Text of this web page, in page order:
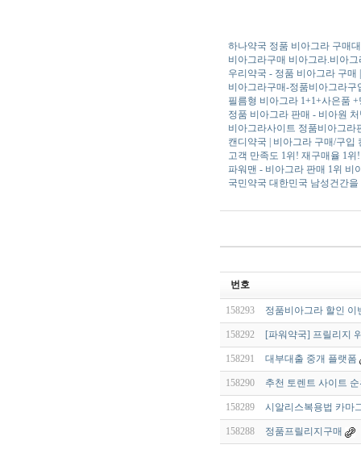
하나약국 정품 비아그라 구매
비아그라구매 비아그라.비아
우리약국 - 정품 비아그라 구
비아그라구매-정품비아그라구
필름형 비아그라 1+1+사은품
정품 비아그라 판매 - 비아원
비아그라사이트 정품비아그라
캔디약국 | 비아그라 구매/구입
고객 만족도 1위! 재구매율 1위
파워맨 - 비아그라 판매 1위 비
국민약국 대한민국 남성건간
번호
158293 정품비아그라 할인 이
158292 [파워약국] 프릴리지
158291 대부대출 중개 플랫폼
158290 추천 토렌트 사이트
158289 시알리스복용법 카마
158288 정품프릴리지구매